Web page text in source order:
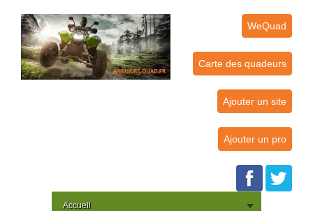
WeQuad
Carte des quadeurs
Ajouter un site
Ajouter un pro
Accueil